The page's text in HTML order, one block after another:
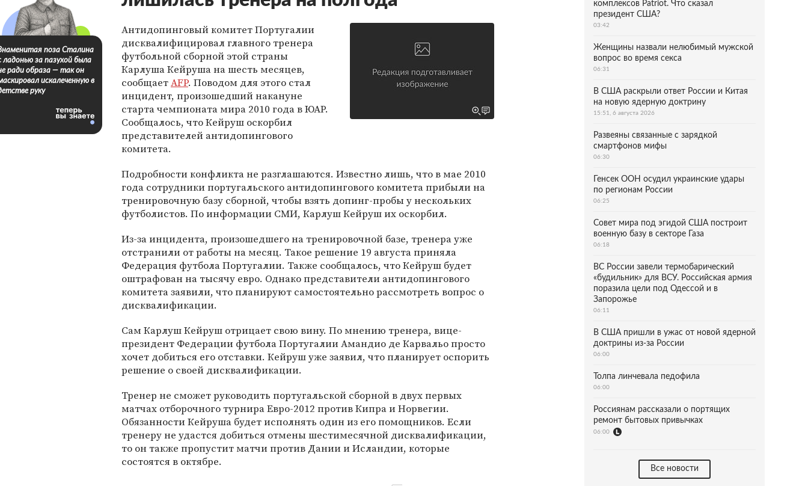
Антидопинговый комитет Португалии
дисквалифицировал главного тренера
футбольной сборной этой страны
Карлуша Кейруша на шесть месяцев,
сообщаетAFP. Поводом для этого стал
инцидент, произошедший накануне
старта чемпионата мира 2010 года в ЮАР.
Сообщалось, что Кейруш оскорбил
представителей антидопингового
комитета.
Подробности конфликта не разглашаются. Известно лишь, что в мае 2010
года сотрудники португальского антидопингового комитета прибыли на
тренировочную базу сборной, чтобы взять допинг-пробы у нескольких
футболистов. По информации СМИ, Карлуш Кейруш их оскорбил.
Из-за инцидента, произошедшего на тренировочной базе, тренера уже
отстранили от работы на месяц. Такое решение 19 августа приняла
Федерация футбола Португалии. Также сообщалось, что Кейруш будет
оштрафован на тысячу евро. Однако представители антидопингового
комитета заявили, что планируют самостоятельно рассмотреть вопрос о
дисквалификации.
Сам Карлуш Кейруш отрицает свою вину. По мнению тренера, вице-
президент Федерации футбола Португалии Амандио де Карвальо просто
хочет добиться его отставки. Кейруш уже заявил, что планирует оспорить
решение о своей дисквалификации.
Тренер не сможет руководить португальской сборной в двух первых
матчах отборочного турнира Евро-2012 против Кипра и Норвегии.
Обязанности Кейруша будет исполнять один из его помощников. Если
тренеру не удастся добиться отмены шестимесячной дисквалификации,
то он также пропустит матчи против Дании и Исландии, которые
состоятся в октябре.
поза Сталина
ладонью за пазухой была
ради образа — так он
искалеченную в
руку
комплексов Patriot. Что сказал
президент США?
03:42
Женщины назвали нелюбимый мужской
вопрос во время секса
06:31
В США раскрыли ответ России и Китая
на новую ядерную доктрину
15:51, 6 августа 2026
Развеяны связанные с зарядкой
смартфонов мифы
06:30
Генсек ООН осудил украинские удары
по регионам России
06:25
Совет мира под эгидой США построит
военную базу в секторе Газа
06:18
ВС России завели термобарический
«будильник» для ВСУ. Российская армия
поразила цели под Одессой и в
Запорожье
06:11
В США пришли в ужас от новой ядерной
доктрины из-за России
06:00
Толпа линчевала педофила
06:00
Россиянам рассказали о портящих
ремонт бытовых привычках
06:00
Все новости